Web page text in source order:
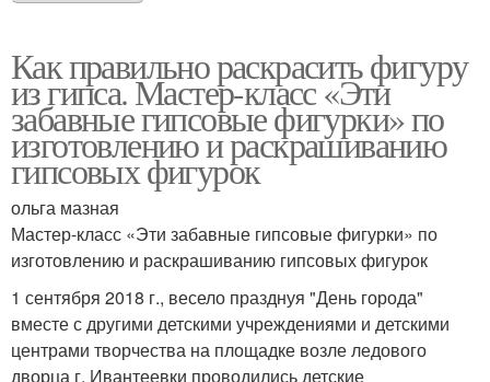
Как правильно раскрасить фигуру
из гипса. Мастер-класс «Эти
забавные гипсовые фигурки» по
изготовлению и раскрашиванию
гипсовых фигурок
ольга мазная
Мастер-класс «Эти забавные гипсовые фигурки» по
изготовлению и раскрашиванию гипсовых фигурок
1 сентября 2018 г., весело празднуя "День города"
вместе с другими детскими учреждениями и детскими
центрами творчества на площадке возле ледового
дворца г. Ивантеевки проводились детские